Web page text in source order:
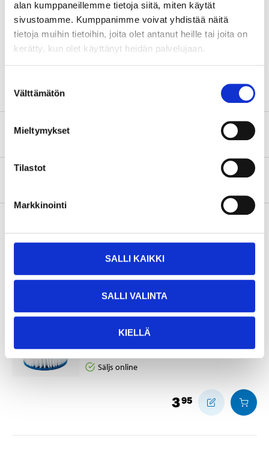
alan kumppaneillemme tietoja siitä, miten käytät
sivustoamme. Kumppanimme voivat yhdistää näitä
tietoja muihin tietoihin, joita olet antanut heille tai joita on
kerätty, kun olet käyttänyt heidän palvelujaan.
valinta
Välttämätön
Mieltymykset
Tilastot
Markkinointi
SALLI KAIKKI
SALLI VALINTA
KIELLÄ
Kapslingsklass
IPX7
Kopplingar
Hållbar, rostfri filtertank
VISA ALLT
Säkerhetsinformation och övriga dokument
Tillbehör
Filterpatron typ 2
45-6093
Finns i lager i25varuhus
Säljs online
395